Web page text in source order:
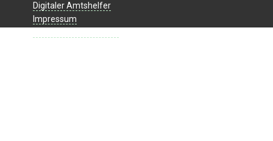
Digitaler Amtshelfer
Impressum